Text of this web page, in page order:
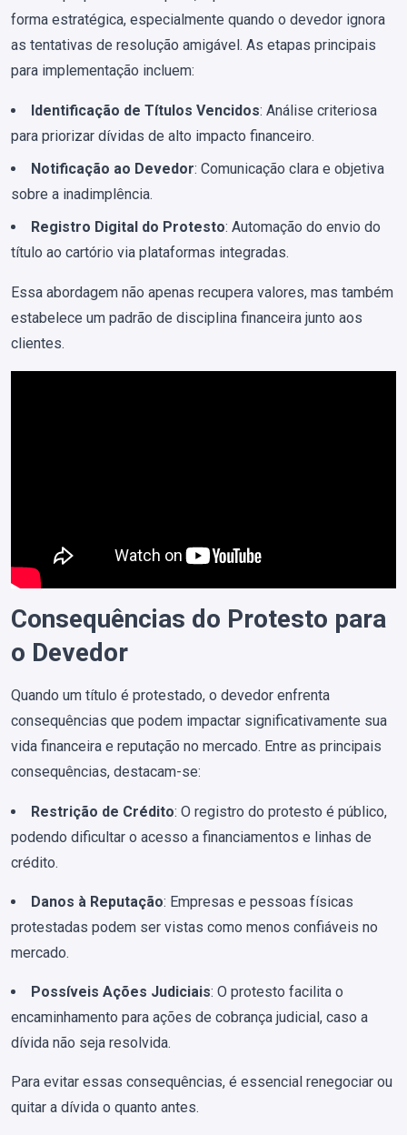
forma estratégica, especialmente quando o devedor ignora
as tentativas de resolução amigável. As etapas principais
para implementação incluem:
Identificação de Títulos Vencidos: Análise criteriosa
para priorizar dívidas de alto impacto financeiro.
Notificação ao Devedor: Comunicação clara e objetiva
sobre a inadimplência.
Registro Digital do Protesto: Automação do envio do
título ao cartório via plataformas integradas.
Essa abordagem não apenas recupera valores, mas também
estabelece um padrão de disciplina financeira junto aos
clientes.
Consequências do Protesto para
o Devedor
Quando um título é protestado, o devedor enfrenta
consequências que podem impactar significativamente sua
vida financeira e reputação no mercado. Entre as principais
consequências, destacam-se:
Restrição de Crédito: O registro do protesto é público,
podendo dificultar o acesso a financiamentos e linhas de
crédito.
Danos à Reputação: Empresas e pessoas físicas
protestadas podem ser vistas como menos confiáveis no
mercado.
Possíveis Ações Judiciais: O protesto facilita o
encaminhamento para ações de cobrança judicial, caso a
dívida não seja resolvida.
Para evitar essas consequências, é essencial renegociar ou
quitar a dívida o quanto antes.